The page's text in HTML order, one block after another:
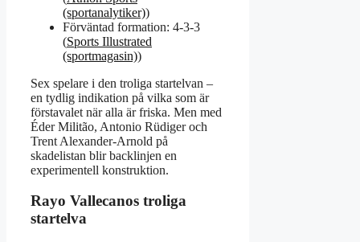
(sportanalytiker))
Förväntad formation: 4-3-3
(Sports Illustrated
(sportmagasin))
Sex spelare i den troliga startelvan –
en tydlig indikation på vilka som är
förstavalet när alla är friska. Men med
Éder Militão, Antonio Rüdiger och
Trent Alexander-Arnold på
skadelistan blir backlinjen en
experimentell konstruktion.
Rayo Vallecanos troliga
startelva